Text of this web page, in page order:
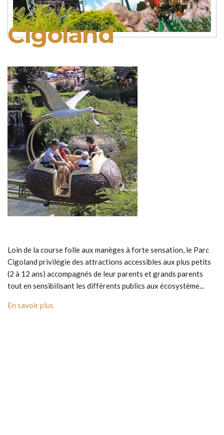
Cigoland
Loin de la course folle aux manèges à forte sensation, le Parc
Cigoland privilégie des attractions accessibles aux plus petits
(2 à 12 ans) accompagnés de leur parents et grands parents
tout en sensibilisant les différents publics aux écosystème...
En savoir plus